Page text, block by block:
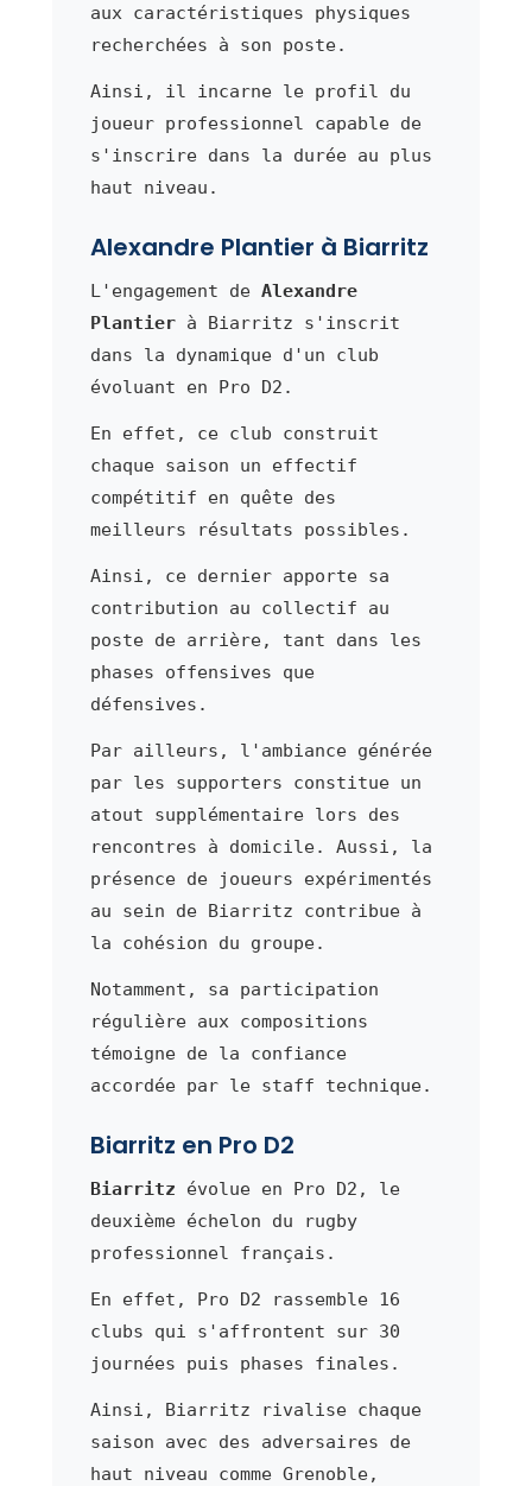
aux caractéristiques physiques
recherchées à son poste.
Ainsi, il incarne le profil du
joueur professionnel capable de
s'inscrire dans la durée au plus
haut niveau.
Alexandre Plantier à Biarritz
L'engagement de Alexandre
Plantierà Biarritz s'inscrit
dans la dynamique d'un club
évoluant en Pro D2.
En effet, ce club construit
chaque saison un effectif
compétitif en quête des
meilleurs résultats possibles.
Ainsi, ce dernier apporte sa
contribution au collectif au
poste de arrière, tant dans les
phases offensives que
défensives.
Par ailleurs, l'ambiance générée
par les supporters constitue un
atout supplémentaire lors des
rencontres à domicile. Aussi, la
présence de joueurs expérimentés
au sein de Biarritz contribue à
la cohésion du groupe.
Notamment, sa participation
régulière aux compositions
témoigne de la confiance
accordée par le staff technique.
Biarritz en Pro D2
Biarritz évolue en Pro D2, le
deuxième échelon du rugby
professionnel français.
En effet, Pro D2 rassemble 16
clubs qui s'affrontent sur 30
journées puis phases finales.
Ainsi, Biarritz rivalise chaque
saison avec des adversaires de
haut niveau comme Grenoble,